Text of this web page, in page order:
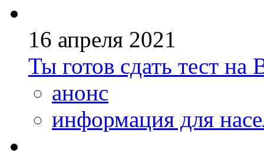
16 апреля 2021
Ты готов сдать тест на
анонс
информация для